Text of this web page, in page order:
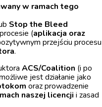
w ramach tego
Stop the Bleed
(aplikacja oraz
przejściu procesu
.
ACS/Coalition (i po
jest działanie jako
oraz prowadzenie
naszej licencji i zasad